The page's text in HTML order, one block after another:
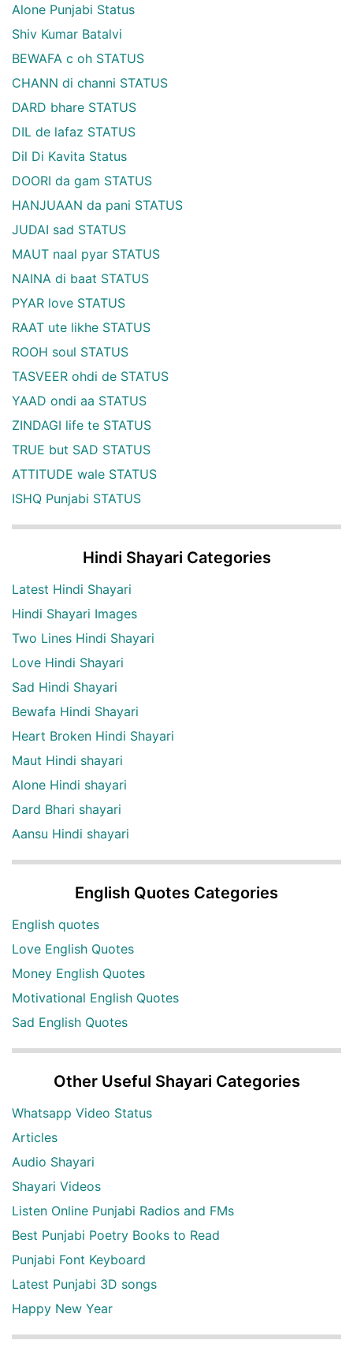
Alone Punjabi Status
Shiv Kumar Batalvi
BEWAFA c oh STATUS
CHANN di channi STATUS
DARD bhare STATUS
DIL de lafaz STATUS
Dil Di Kavita Status
DOORI da gam STATUS
HANJUAAN da pani STATUS
JUDAI sad STATUS
MAUT naal pyar STATUS
NAINA di baat STATUS
PYAR love STATUS
RAAT ute likhe STATUS
ROOH soul STATUS
TASVEER ohdi de STATUS
YAAD ondi aa STATUS
ZINDAGI life te STATUS
TRUE but SAD STATUS
ATTITUDE wale STATUS
ISHQ Punjabi STATUS
Hindi Shayari Categories
Latest Hindi Shayari
Hindi Shayari Images
Two Lines Hindi Shayari
Love Hindi Shayari
Sad Hindi Shayari
Bewafa Hindi Shayari
Heart Broken Hindi Shayari
Maut Hindi shayari
Alone Hindi shayari
Dard Bhari shayari
Aansu Hindi shayari
English Quotes Categories
English quotes
Love English Quotes
Money English Quotes
Motivational English Quotes
Sad English Quotes
Other Useful Shayari Categories
Whatsapp Video Status
Articles
Audio Shayari
Shayari Videos
Listen Online Punjabi Radios and FMs
Best Punjabi Poetry Books to Read
Punjabi Font Keyboard
Latest Punjabi 3D songs
Happy New Year